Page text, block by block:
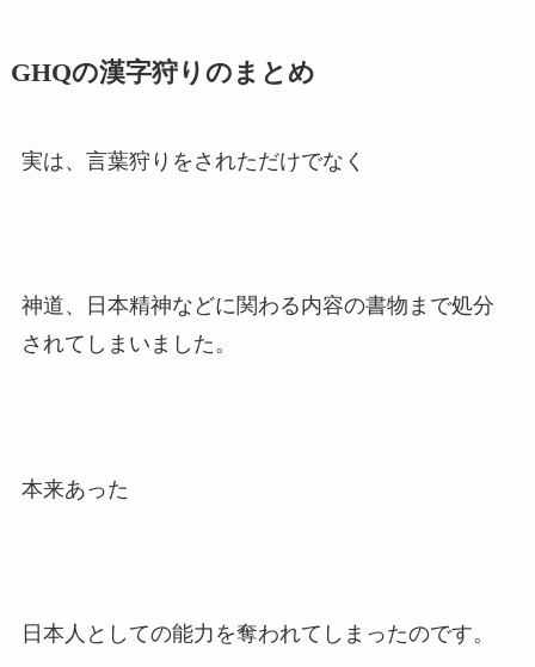
GHQの漢字狩りのまとめ
実は、言葉狩りをされただけでなく
神道、日本精神などに関わる内容の書物まで処分
されてしまいました。
本来あった
日本人としての能力を奪われてしまったのです。